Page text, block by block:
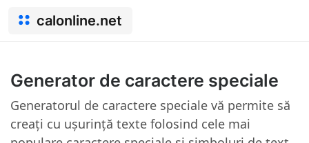
calonline.net
Generator de caractere speciale
Generatorul de caractere speciale vă permite să
creați cu ușurință texte folosind cele mai